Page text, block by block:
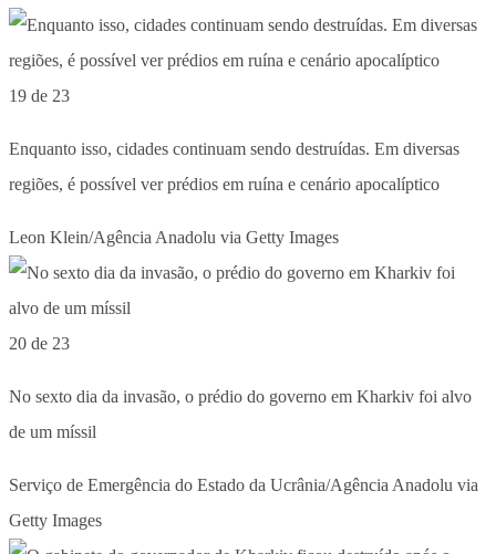
19 de 23
Enquanto isso, cidades continuam sendo destruídas. Em diversas
regiões, é possível ver prédios em ruína e cenário apocalíptico
Leon Klein/Agência Anadolu via Getty Images
20 de 23
No sexto dia da invasão, o prédio do governo em Kharkiv foi alvo
de um míssil
Serviço de Emergência do Estado da Ucrânia/Agência Anadolu via
Getty Images